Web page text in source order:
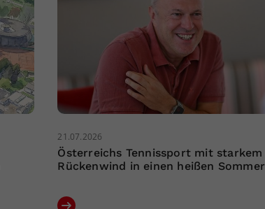
21.07.2026
Österreichs Tennissport mit starkem
Rückenwind in einen heißen Sommer